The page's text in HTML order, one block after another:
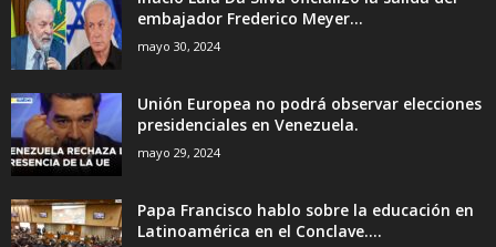
embajador Frederico Meyer...
mayo 30, 2024
Unión Europea no podrá observar elecciones
presidenciales en Venezuela.
mayo 29, 2024
Papa Francisco hablo sobre la educación en
Latinoamérica en el Conclave....